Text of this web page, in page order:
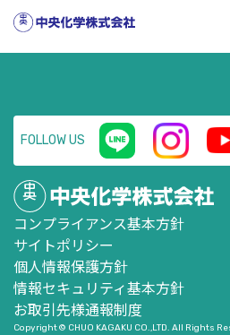
HOME／企業情報
ス／ 平成28年3月期 決算短信
FOLLOW US
コンプライアンス基本方針
サイトポリシー
個人情報保護方針
情報セキュリティ基本方針
お取引先様通報制度
Copyright © CHUO KAGAKU CO.,LTD. All Rights